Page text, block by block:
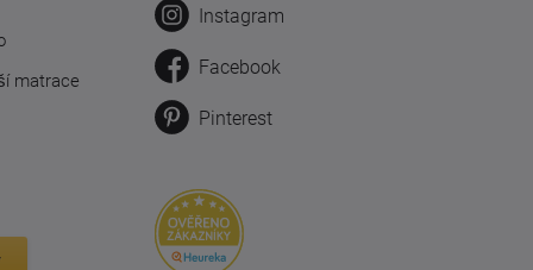
matrace
Instagram
Facebook
Pinterest